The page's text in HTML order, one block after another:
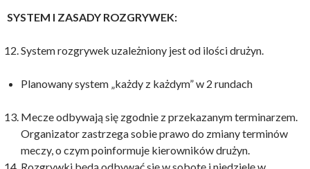
SYSTEM I ZASADY ROZGRYWEK:
System rozgrywek uzależniony jest od ilości drużyn.
Planowany system „każdy z każdym” w 2 rundach
Mecze odbywają się zgodnie z przekazanym terminarzem.
Organizator zastrzega sobie prawo do zmiany terminów
meczy, o czym poinformuje kierowników drużyn.